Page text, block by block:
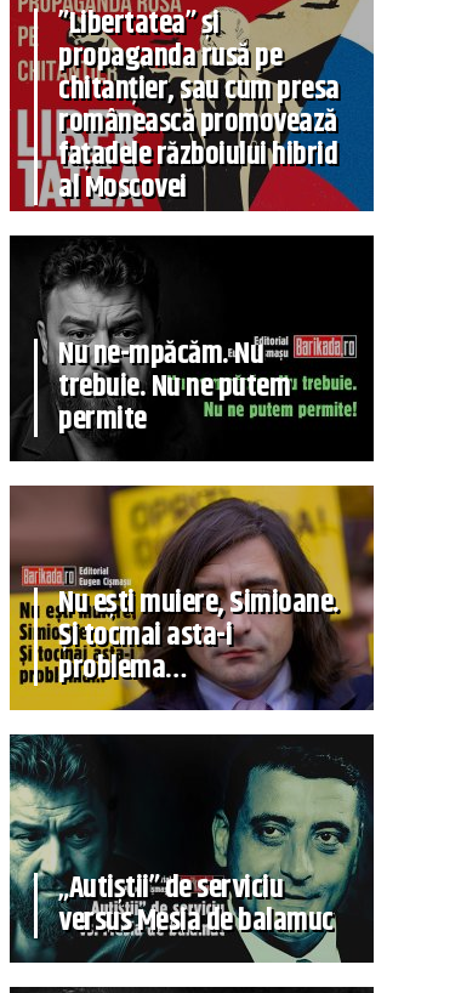
”Libertatea” și
propaganda rusă pe
chitanțier, sau cum presa
românească promovează
fațadele războiului hibrid
al Moscovei
Nu ne-mpăcăm. Nu
trebuie. Nu ne putem
permite
Nu ești muiere, Simioane.
Și tocmai asta-i
problema…
„Autiștii” de serviciu
versus Mesia de balamuc